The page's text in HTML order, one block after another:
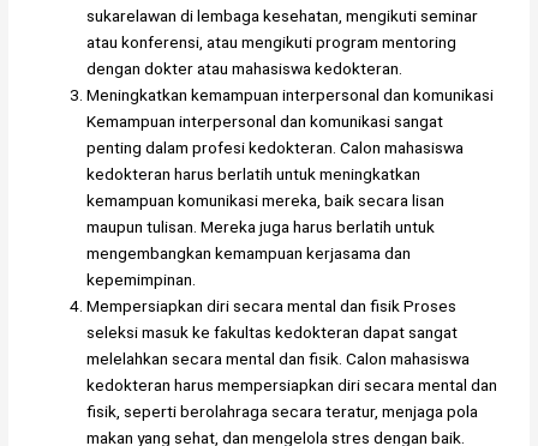
sukarelawan di lembaga kesehatan, mengikuti seminar
atau konferensi, atau mengikuti program mentoring
dengan dokter atau mahasiswa kedokteran.
Meningkatkan kemampuan interpersonal dan komunikasi
Kemampuan interpersonal dan komunikasi sangat
penting dalam profesi kedokteran. Calon mahasiswa
kedokteran harus berlatih untuk meningkatkan
kemampuan komunikasi mereka, baik secara lisan
maupun tulisan. Mereka juga harus berlatih untuk
mengembangkan kemampuan kerjasama dan
kepemimpinan.
Mempersiapkan diri secara mental dan fisik Proses
seleksi masuk ke fakultas kedokteran dapat sangat
melelahkan secara mental dan fisik. Calon mahasiswa
kedokteran harus mempersiapkan diri secara mental dan
fisik, seperti berolahraga secara teratur, menjaga pola
makan yang sehat, dan mengelola stres dengan baik.